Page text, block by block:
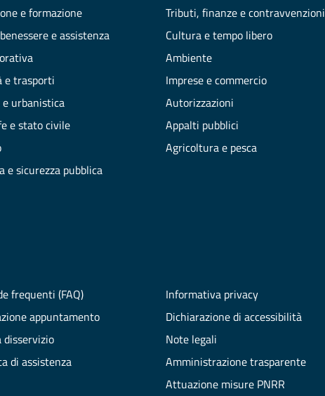
e formazione
e assistenza
e trasporti
urbanistica
e stato civile
e sicurezza pubblica
Tributi, finanze e contravvenzioni
Cultura e tempo libero
Ambiente
Imprese e commercio
Autorizzazioni
Appalti pubblici
Agricoltura e pesca
frequenti (FAQ)
appuntamento
disservizio
di assistenza
Informativa privacy
Dichiarazione di accessibilità
Note legali
Amministrazione trasparente
Attuazione misure PNRR